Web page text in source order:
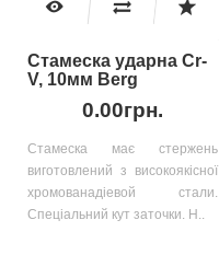
Стамеска ударна Cr-
V, 10мм Berg
0.00грн.
Стамеска має стержень
виготовлений з високоякісної
хромованадіевой стали.
Спеціальний кут заточки. Н..